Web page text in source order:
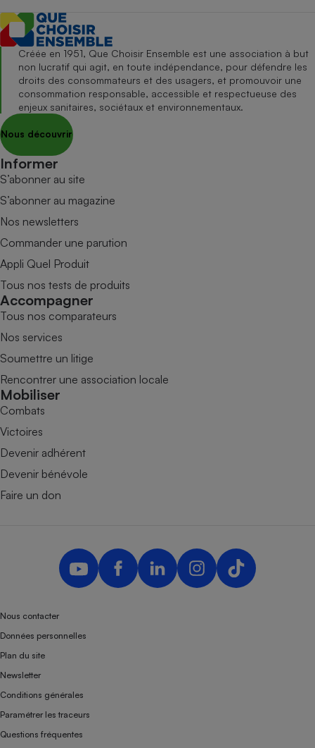
Créée en 1951, Que Choisir Ensemble est une association à but
non lucratif qui agit, en toute indépendance, pour défendre les
droits des consommateurs et des usagers, et promouvoir une
consommation responsable, accessible et respectueuse des
enjeux sanitaires, sociétaux et environnementaux.
Nous découvrir
Informer
S’abonner au site
S’abonner au magazine
Nos newsletters
Commander une parution
Appli Quel Produit
Tous nos tests de produits
Accompagner
Tous nos comparateurs
Nos services
Soumettre un litige
Rencontrer une association locale
Mobiliser
Combats
Victoires
Devenir adhérent
Devenir bénévole
Faire un don
Nous contacter
Données personnelles
Plan du site
Newsletter
Conditions générales
Paramétrer les traceurs
Questions fréquentes